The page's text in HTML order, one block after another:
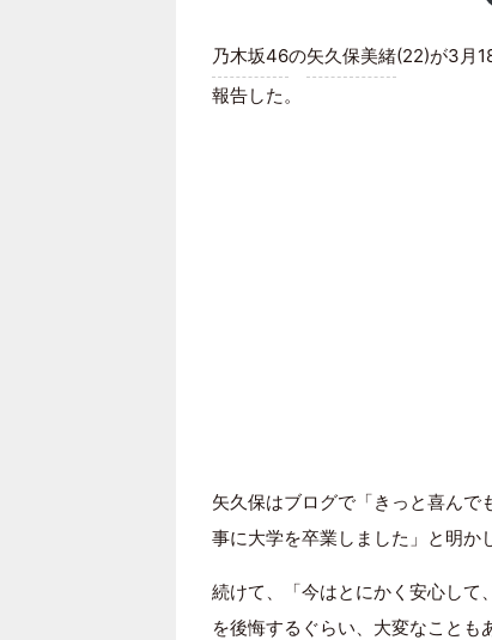
乃木坂46の矢久保美緒(22)が3月
報告した。
矢久保はブログで「きっと喜ん
事に大学を卒業しました」と明か
続けて、「今はとにかく安心して
を後悔するぐらい、大変なこと